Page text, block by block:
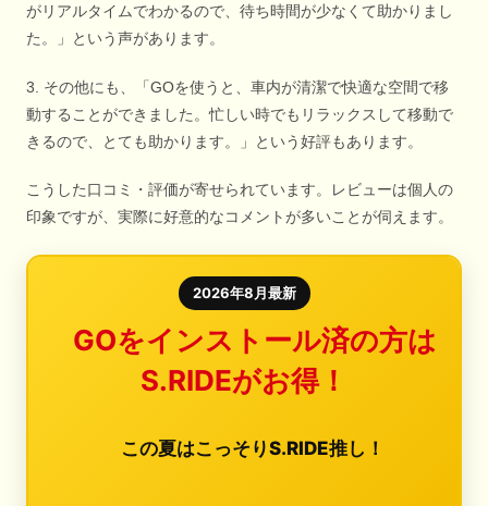
がリアルタイムでわかるので、待ち時間が少なくて助かりまし
た。」という声があります。
3. その他にも、「GOを使うと、車内が清潔で快適な空間で移
動することができました。忙しい時でもリラックスして移動で
きるので、とても助かります。」という好評もあります。
こうした口コミ・評価が寄せられています。レビューは個人の
印象ですが、実際に好意的なコメントが多いことが伺えます。
2026年8月最新
GOをインストール済の方は
S.RIDEがお得！
この夏はこっそりS.RIDE推し！